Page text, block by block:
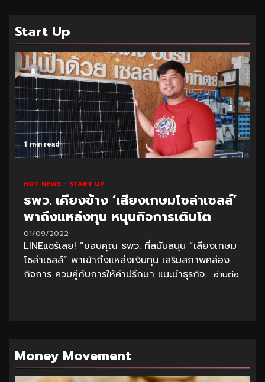
Start Up
1 min read
HOT NEWS START UP
ธพว. เคียงข้าง ‘เสียงเกษมโซล่าเซลล์’
พาถึงแหล่งทุน หนุนกิจการเติบโต
01/09/2022
LINEแชร์เลย! “ขอบคุณ ธพว. ที่สนับสนุน “เสียงเกษม
โซล่าเซลล์” พาเข้าถึงแหล่งเงินทุน เสริมสภาพคล่อง
กิจการ ควบคู่กับการให้คำปรึกษา แนะนำธุรกิจ... อ่านต่อ
Money Movement